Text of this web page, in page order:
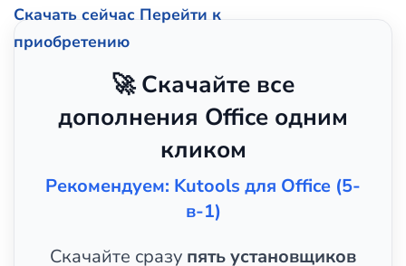
Скачать сейчас Перейти к
приобретению
🚀 Скачайте все
дополнения Office одним
кликом
Рекомендуем: Kutools для Office (5-
в-1)
Скачайте сразу пять установщиков